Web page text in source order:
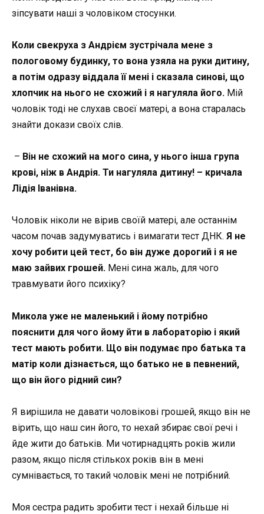
зіпсувати наші з чоловіком стосунки.
Коли свекруха з Андрієм зустрічала мене з
пологовому будинку, то вона узяла на руки дитину,
а потім одразу віддала її мені і сказала синові, що
хлопчик на нього не схожий і я нагуляла його. Мій
чоловік тоді не слухав своєї матері, а вона старалась
знайти докази своїх слів.
– Він не схожий на мого сина, у нього інша група
крові, ніж в Андрія. Ти нагуляла дитину! – кричала
Лідія Іванівна.
Чоловік ніколи не вірив своїй матері, але останнім
часом почав задумуватись і вимагати тест ДНК. Я не
хочу робити цей тест, бо він дуже дорогий і я не
маю зайвих грошей. Мені сина жаль, для чого
травмувати його психіку?
Микола уже не маленький і йому потрібно
пояснити для чого йому йти в лабораторію і який
тест мають робити. Що він подумає про батька та
матір коли дізнається, що батько не в певнений,
що він його рідний син?
Я вирішила не давати чоловікові грошей, якщо він не
вірить, що наш син його, то нехай збирає свої речі і
йде жити до батьків. Ми чотирнадцять років жили
разом, якщо після стількох років він в мені
сумнівається, то такий чоловік мені не потрібний.
Моя сестра радить зробити тест і нехай більше ні